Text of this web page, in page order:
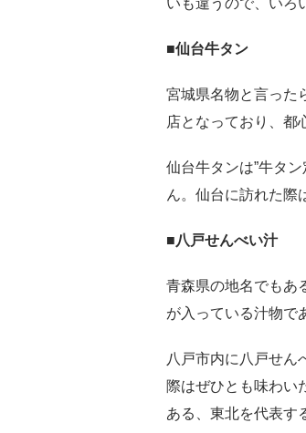
■仙台牛タン
宮城県名物と言った
店となっており、都
仙台牛タンは”牛タ
ん。仙台に訪れた際
■八戸せんべい汁
青森県の地名でもあ
が入っている汁物で
八戸市内に八戸せん
際はぜひとも味わい
ある、東北を代表す